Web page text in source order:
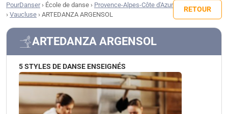
PourDanser› École de danse › Provence-Alpes-Côte d'Azur
› Vaucluse › ARTEDANZA ARGENSOL
RETOUR
ARTEDANZA ARGENSOL
5 STYLES DE DANSE ENSEIGNÉS